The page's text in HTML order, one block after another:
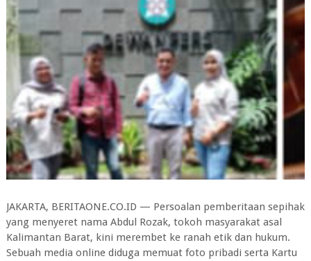
JAKARTA, BERITAONE.CO.ID — Persoalan pemberitaan sepihak
yang menyeret nama Abdul Rozak, tokoh masyarakat asal
Kalimantan Barat, kini merembet ke ranah etik dan hukum.
Sebuah media online diduga memuat foto pribadi serta Kartu